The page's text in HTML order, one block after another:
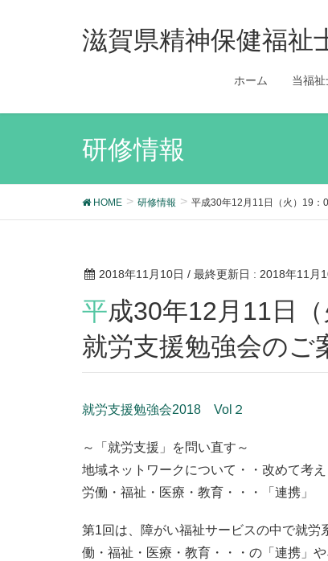
滋賀県精神保健福祉
ホーム 当福
研修情報
HOME 研修情報 平成30年12月11日（火）19
2018年11月10日 / 最終更新日 : 2018年11月
平成30年12月11日（火）19：00〜21：00 第２回
就労支援勉強会の
就労支援勉強会2018 Vol２
～「就労支援」を問い直す～
地域ネットワークについて・・改めて考え
労働・福祉・医療・教育・・・「連携」
第1回は、障がい福祉サービスの中で就
働・福祉・医療・教育・・・の「連携」